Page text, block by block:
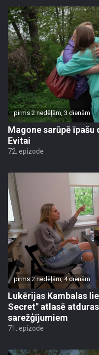
pirms 2 nedēļām, 3 dienām
Magone sarūpē īpašu
Evitai
72. epizode
pirms 2 nedēļām, 4 dienām
Lukērijas Kambalas
Secret" atlasē
sarežģījumiem
71. epizode